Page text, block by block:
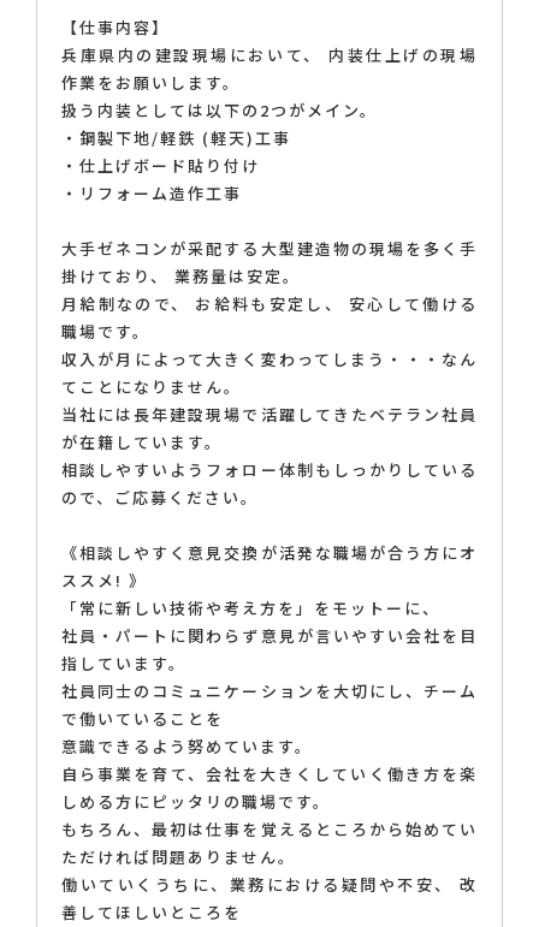
【仕事内容】
兵庫県内の建設現場において、 内装仕上げの現場
作業をお願いします。
扱う内装としては以下の2つがメイン。
・鋼製下地/軽鉄 (軽天)工事
・仕上げボード貼り付け
・リフォーム造作工事
大手ゼネコンが采配する大型建造物の現場を多く手
掛けており、 業務量は安定。
月給制なので、 お給料も安定し、 安心して働ける
職場です。
収入が月によって大きく変わってしまう・・・なん
てことになりません。
当社には長年建設現場で活躍してきたベテラン社員
が在籍しています。
相談しやすいようフォロー体制もしっかりしている
ので、ご応募ください。
《相談しやすく意見交換が活発な職場が合う方にオ
ススメ! 》
「常に新しい技術や考え方を」をモットーに、
社員・パートに関わらず意見が言いやすい会社を目
指しています。
社員同士のコミュニケーションを大切にし、チーム
で働いていることを
意識できるよう努めています。
自ら事業を育て、会社を大きくしていく働き方を楽
しめる方にピッタリの職場です。
もちろん、最初は仕事を覚えるところから始めてい
ただければ問題ありません。
働いていくうちに、業務における疑問や不安、 改
善してほしいところを